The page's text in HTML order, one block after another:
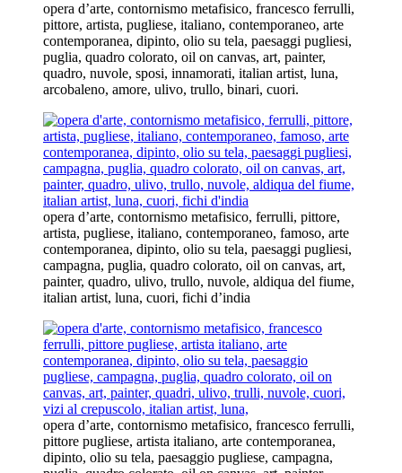
opera d’arte, contornismo metafisico, francesco ferrulli,
pittore, artista, pugliese, italiano, contemporaneo, arte
contemporanea, dipinto, olio su tela, paesaggi pugliesi,
puglia, quadro colorato, oil on canvas, art, painter,
quadro, nuvole, sposi, innamorati, italian artist, luna,
arcobaleno, amore, ulivo, trullo, binari, cuori.
opera d’arte, contornismo metafisico, ferrulli, pittore,
artista, pugliese, italiano, contemporaneo, famoso, arte
contemporanea, dipinto, olio su tela, paesaggi pugliesi,
campagna, puglia, quadro colorato, oil on canvas, art,
painter, quadro, ulivo, trullo, nuvole, aldiqua del fiume,
italian artist, luna, cuori, fichi d’india
opera d’arte, contornismo metafisico, francesco ferrulli,
pittore pugliese, artista italiano, arte contemporanea,
dipinto, olio su tela, paesaggio pugliese, campagna,